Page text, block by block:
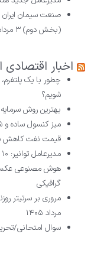
(بخش دوم)۳ مرداد ۱۴۰۵
اخبار اقتصادی
چطور با یک
شویم؟
بهترین روش
میز کنسول ساده و شیک؛ 10 آینه کنسول مناسب
قیمت نفت کاهش
مدیرعامل توانیر: ۱۰ هزار ماینر جمع‌آوری شد
گرافیکی
مرداد ۱۴۰۵
سوال امتحانی/